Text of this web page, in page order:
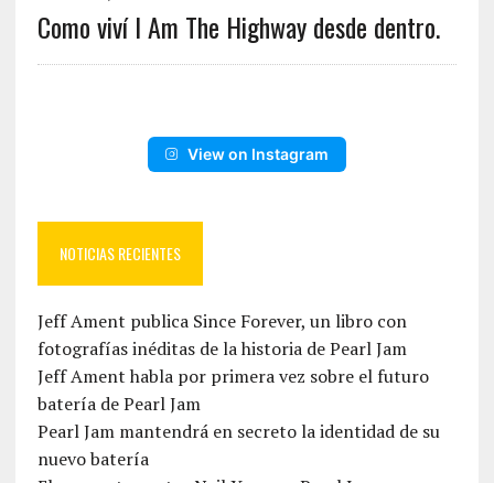
Como viví I Am The Highway desde dentro.
View on Instagram
NOTICIAS RECIENTES
Jeff Ament publica Since Forever, un libro con
fotografías inéditas de la historia de Pearl Jam
Jeff Ament habla por primera vez sobre el futuro
batería de Pearl Jam
Pearl Jam mantendrá en secreto la identidad de su
nuevo batería